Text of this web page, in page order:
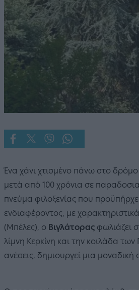
Ένα χάνι χτισμένο πάνω στο
μετά από 100 χρόνια σε
πνεύμα φιλοξενίας που προϋπήρχε
ενδιαφέροντος, με
(Μπέλες), ο Βιγλάτορας φωλιάζει
λίμνη Κερκίνη και την κοιλάδα
ανέσεις, δημιουργεί μια